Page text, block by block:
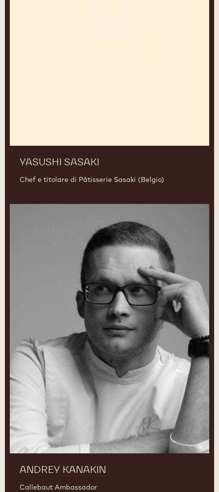
YASUSHI SASAKI
Chef e titolare di Pâtisserie Sasaki (Belgio)
ANDREY KANAKIN
Callebaut Ambassador